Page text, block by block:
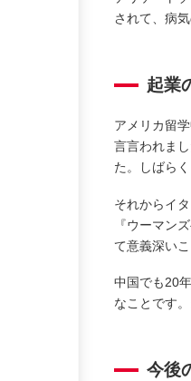
されて、病
起業
アメリカ留
言言われま
た。しばら
それからイ
『ウーマン
て意義深い
中国でも20
なことです
今後